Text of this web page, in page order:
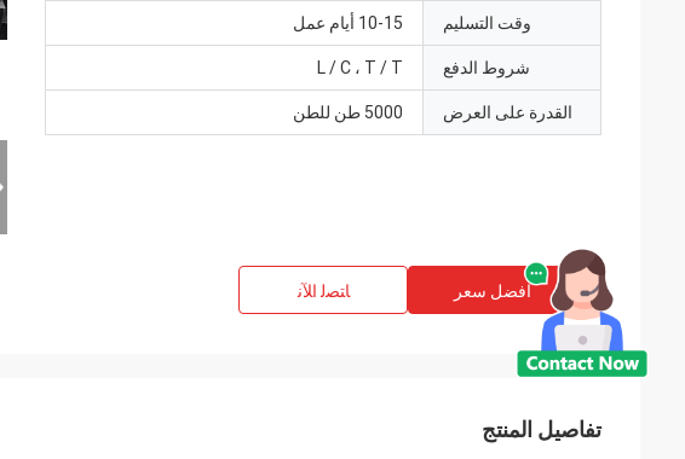
وقت التسليم 10-15 أيام عمل
شروط الدفع L / C ، T / T
القدرة على العرض 5000 طن للطن
افضل سعر ﺎﺘﺼﻟ ﺍﻶﻧ
تفاصيل المنتج